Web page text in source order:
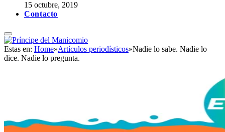
15 octubre, 2019
Contacto
Estas en: Home»Artículos periodísticos»Nadie lo sabe. Nadie lo
dice. Nadie lo pregunta.